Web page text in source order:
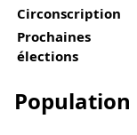
Circonscription
Prochaines
élections
Population